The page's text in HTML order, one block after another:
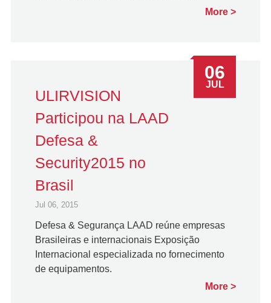
More
ULIRVISION
Participou na LAAD
Defesa &
Security2015 no
Brasil
Jul 06, 2015
Defesa & Segurança LAAD reúne empresas
Brasileiras e internacionais Exposição
Internacional especializada no fornecimento
de equipamentos.
More
06
JUL